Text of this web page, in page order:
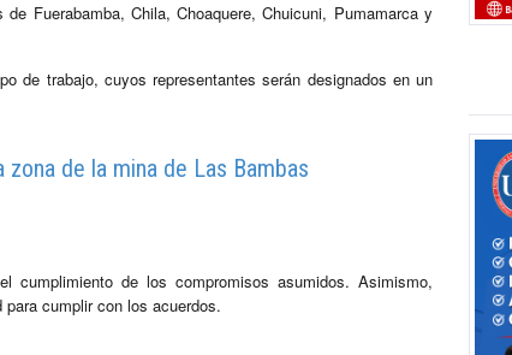
Fuerabamba, Chila, Choaquere, Chuicuni, Pumamarca y
de trabajo, cuyos representantes serán designados en un
de la mina de Las Bambas
cumplimiento de los compromisos asumidos. Asimismo,
cumplir con los acuerdos.